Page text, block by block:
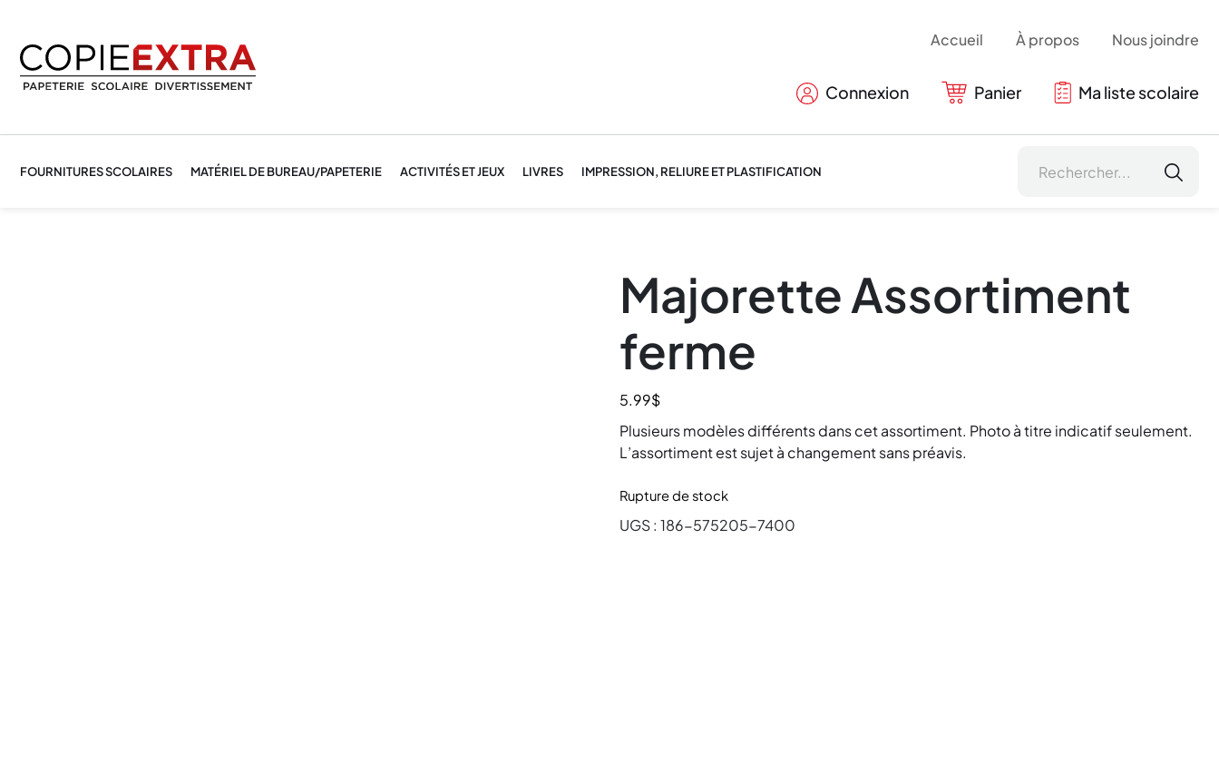
Accueil À propos Nous joindre
Connexion Panier Ma liste scolaire
FOURNITURES SCOLAIRES MATÉRIEL DE BUREAU/PAPETERIE ACTIVITÉS ET JEUX LIVRES IMPRESSION, RELIURE ET PLASTIFICATION
Majorette Assortiment
ferme
5.99$
Plusieurs modèles différents dans cet assortiment. Photo à titre indicatif seulement.
L’assortiment est sujet à changement sans préavis.
Rupture de stock
UGS : 186-575205-7400